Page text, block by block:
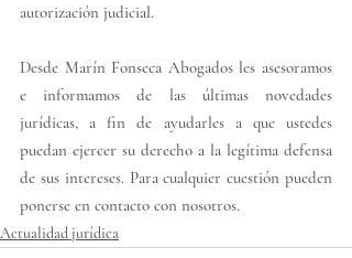
autorización judicial.
Desde Marín Fonseca Abogados les asesoramos
e informamos de las últimas novedades
jurídicas, a fin de ayudarles a que ustedes
puedan ejercer su derecho a la legítima defensa
de sus intereses. Para cualquier cuestión pueden
ponerse en contacto con nosotros.
Actualidad jurídica